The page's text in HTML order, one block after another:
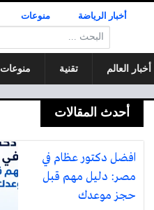
أخبار الرياضة منوعات
البحث:
أخبار العالم تقنية منوعات
أحدث المقالات
افضل دكتور عظام في
مصر: دليل مهم قبل
حجز موعدك